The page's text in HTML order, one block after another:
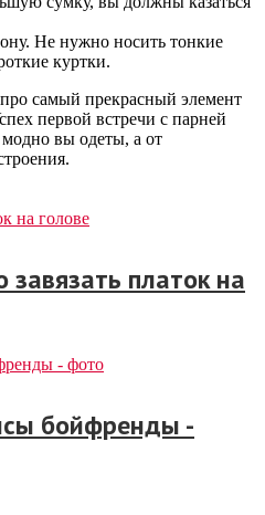
Не нужно носить тонкие
куртки.
самый прекрасный элемент
первой встречи с парней
модно вы одеты, а от
платок на
бойфренды -